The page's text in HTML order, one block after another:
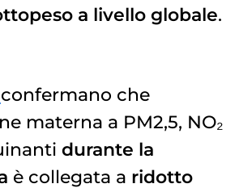
a livello globale.
confermano che
materna a PM2,5, NO₂
durante la
è collegata a ridotto